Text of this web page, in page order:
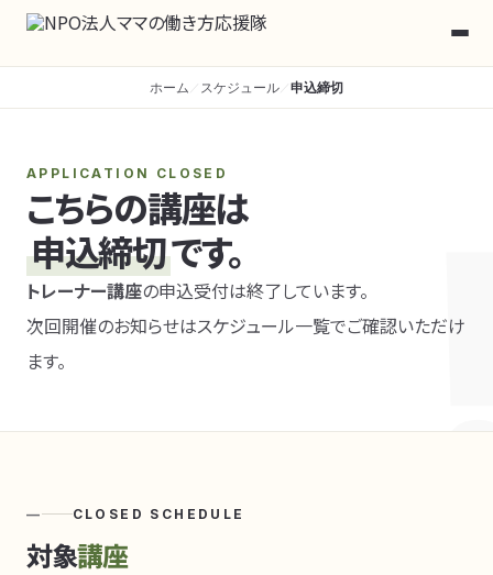
ホーム スケジュール 申込締切
APPLICATION CLOSED
こちらの講座は
申込締切です。
トレーナー講座の申込受付は終了しています。
次回開催のお知らせはスケジュール一覧でご確認いただけ
ます。
— CLOSED SCHEDULE
対象講座